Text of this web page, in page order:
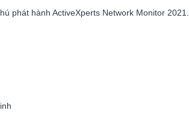
phát hành ActiveXperts Network Monitor 2021.